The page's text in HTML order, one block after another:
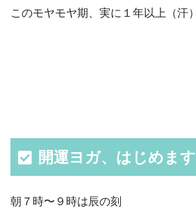
このモヤモヤ期、実に１年以上（汗）
開運ヨガ、はじめます
朝７時〜９時は辰の刻